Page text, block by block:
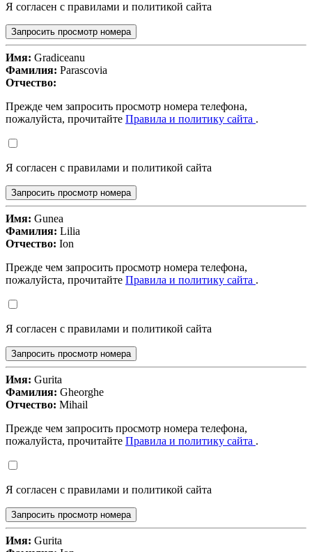
Я согласен с правилами и политикой сайта
Запросить просмотр номера
Имя: Gradiceanu
Фамилия: Parascovia
Отчество:
Прежде чем запросить просмотр номера телефона,
пожалуйста, прочитайте Правила и политику сайта .
Я согласен с правилами и политикой сайта
Запросить просмотр номера
Имя: Gunea
Фамилия: Lilia
Отчество: Ion
Прежде чем запросить просмотр номера телефона,
пожалуйста, прочитайте Правила и политику сайта .
Я согласен с правилами и политикой сайта
Запросить просмотр номера
Имя: Gurita
Фамилия: Gheorghe
Отчество: Mihail
Прежде чем запросить просмотр номера телефона,
пожалуйста, прочитайте Правила и политику сайта .
Я согласен с правилами и политикой сайта
Запросить просмотр номера
Имя: Gurita